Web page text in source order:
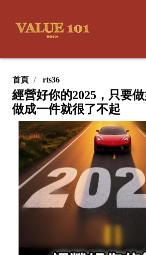
首頁 rts36
經營好你的2025，只要做
做成一件就很了不起